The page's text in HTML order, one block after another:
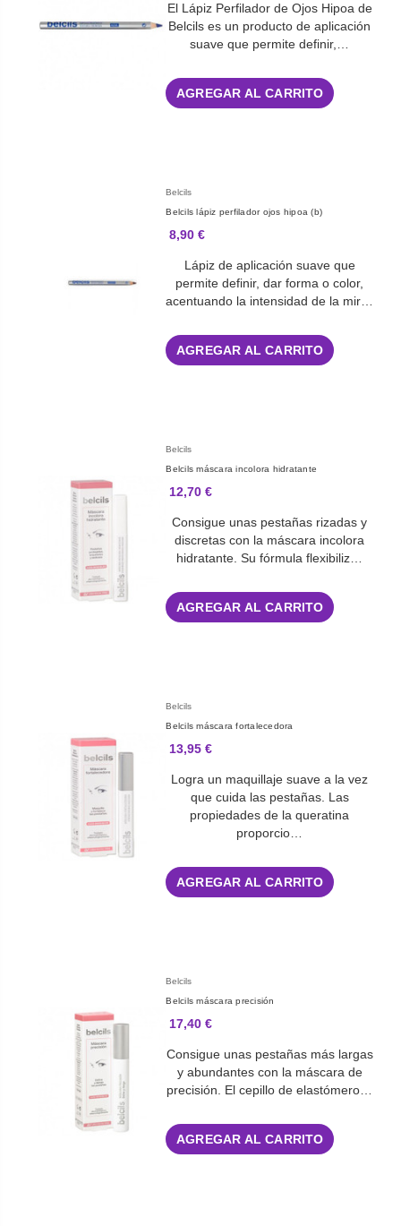
El Lápiz Perfilador de Ojos Hipoa de
Belcils es un producto de aplicación
suave que permite definir,…
AGREGAR AL CARRITO
Belcils
Belcils lápiz perfilador ojos hipoa (b)
8,90 €
Lápiz de aplicación suave que
permite definir, dar forma o color,
acentuando la intensidad de la mir…
AGREGAR AL CARRITO
Belcils
Belcils máscara incolora hidratante
12,70 €
Consigue unas pestañas rizadas y
discretas con la máscara incolora
hidratante. Su fórmula flexibiliz…
AGREGAR AL CARRITO
Belcils
Belcils máscara fortalecedora
13,95 €
Logra un maquillaje suave a la vez
que cuida las pestañas. Las
propiedades de la queratina
proporcio…
AGREGAR AL CARRITO
Belcils
Belcils máscara precisión
17,40 €
Consigue unas pestañas más largas
y abundantes con la máscara de
precisión. El cepillo de elastómero…
AGREGAR AL CARRITO